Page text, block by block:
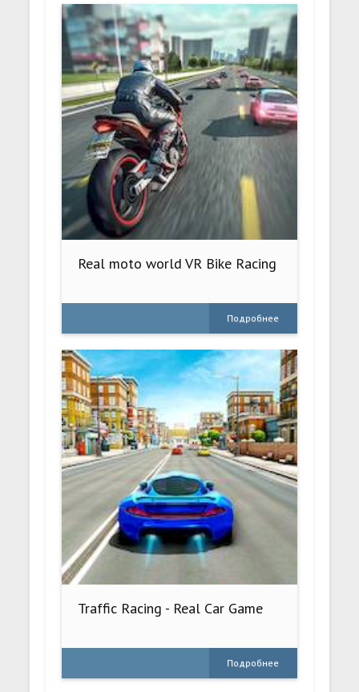
Real moto world VR Bike Racing
Подробнее
Traffic Racing - Real Car Game
Подробнее